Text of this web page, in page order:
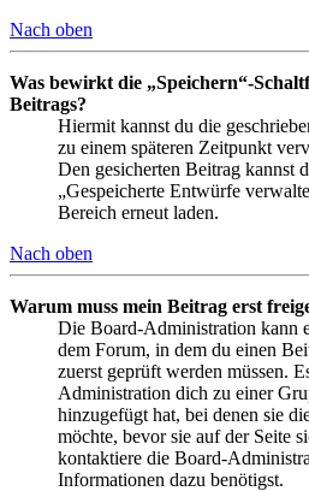
Nach oben
Was bewirkt die „Speichern“-
Beitrags?
Hiermit kannst du die
zu einem späteren Zeitpunkt
Den gesicherten Beitrag kannst
„Gespeicherte Entwürfe
Bereich erneut laden.
Nach oben
Warum muss mein Beitrag erst
Die Board-Administration kann
dem Forum, in dem du einen
zuerst geprüft werden müssen.
Administration dich zu einer
hinzugefügt hat, bei denen sie
möchte, bevor sie auf der Seite
kontaktiere die Board-
Informationen dazu benötigst.